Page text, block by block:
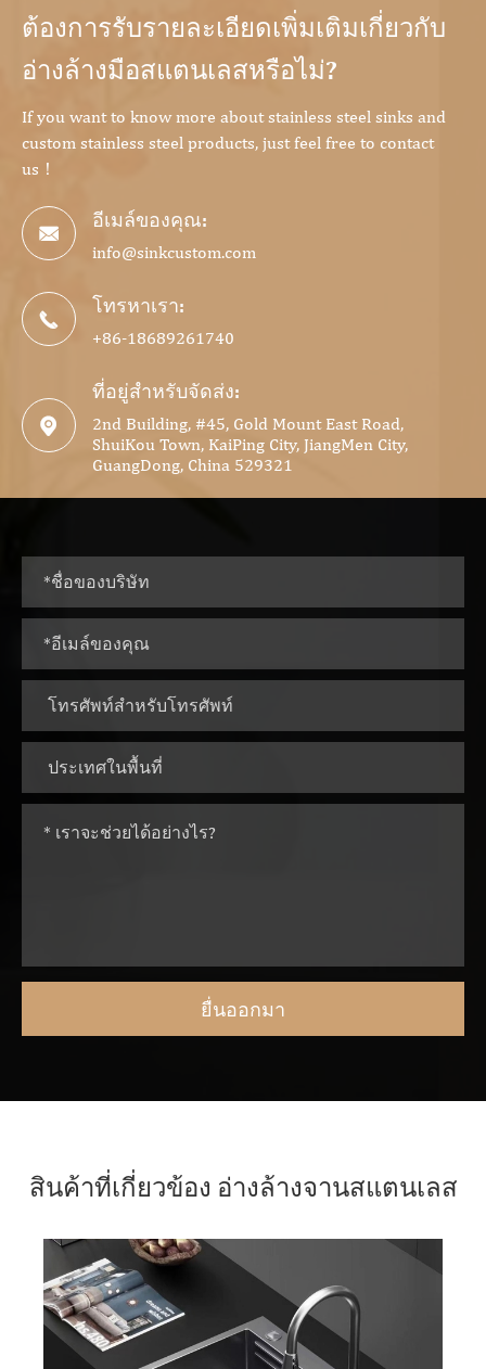
ต้องการรับรายละเอียดเพิ่มเติมเกี่ยวกับ
อ่างล้างมือสแตนเลสหรือไม่?
If you want to know more about stainless steel sinks and
custom stainless steel products, just feel free to contact
us！

อีเมล์ของคุณ:
info@sinkcustom.com

โทรหาเรา:
+86-18689261740

ที่อยู่สำหรับจัดส่ง:
2nd Building, #45, Gold Mount East Road,
ShuiKou Town, KaiPing City, JiangMen City,
GuangDong, China 529321
สินค้าที่เกี่ยวข้อง อ่างล้างจานสแตนเลส